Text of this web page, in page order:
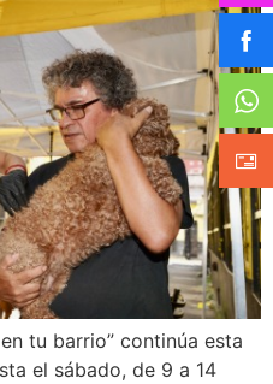
tu barrio” continúa esta
el sábado, de 9 a 14